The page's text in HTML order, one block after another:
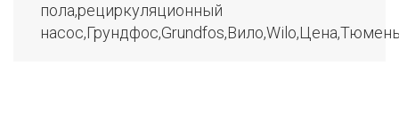
пола,рециркуляционный